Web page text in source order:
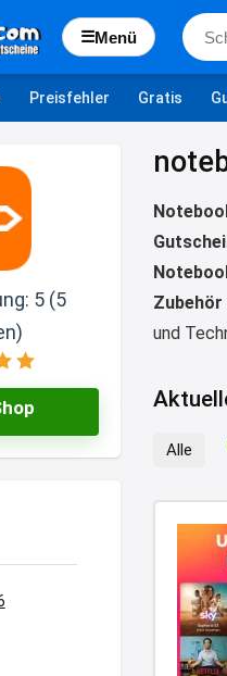
☰Menü
Preisfehler Gratis
Zubehör
und
5 (5
Alle